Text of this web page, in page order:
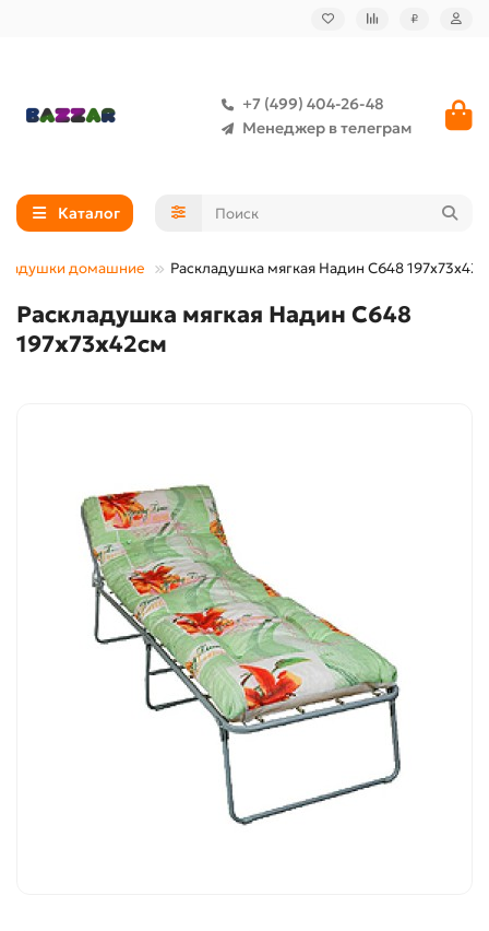
₽
+7 (499) 404-26-48
Менеджер в телеграм
Каталог
домашние Раскладушка мягкая Надин С648
Раскладушка мягкая Надин С648
197х73х42см